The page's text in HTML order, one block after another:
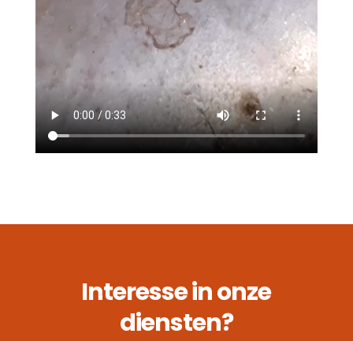
Interesse in onze
diensten?